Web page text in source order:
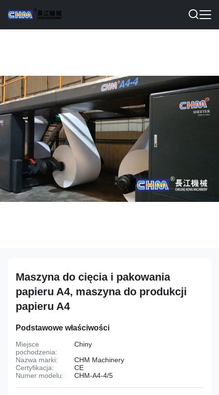
Maszyna do cięcia i pakowania
papieru A4, maszyna do produkcji
papieru A4
Podstawowe właściwości
Miejsce
pochodzenia:
Chiny
Nazwa marki:
CHM Machinery
Certyfikacja:
CE
Numer modelu:
CHM-A4-4/5